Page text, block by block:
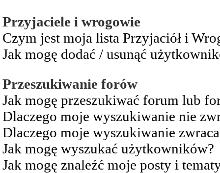
Przyjaciele i wrogowie
Czym jest moja lista Przyjaciół i
Jak mogę dodać / usunąć
Przeszukiwanie forów
Jak mogę przeszukiwać forum lub
Dlaczego moje wyszukiwanie nie
Dlaczego moje wyszukiwanie
Jak mogę wyszukać użytkowników?
Jak mogę znaleźć moje posty i